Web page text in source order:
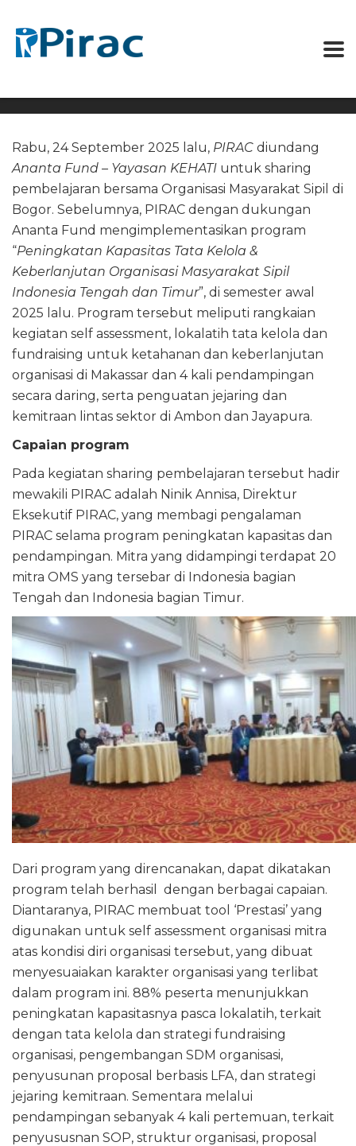
Rabu, 24 September 2025 lalu, PIRAC diundang
Ananta Fund – Yayasan KEHATI untuk sharing
pembelajaran bersama Organisasi Masyarakat Sipil di
Bogor. Sebelumnya, PIRAC dengan dukungan
Ananta Fund mengimplementasikan program
“Peningkatan Kapasitas Tata Kelola &
Keberlanjutan Organisasi Masyarakat Sipil
Indonesia Tengah dan Timur”, di semester awal
2025 lalu. Program tersebut meliputi rangkaian
kegiatan self assessment, lokalatih tata kelola dan
fundraising untuk ketahanan dan keberlanjutan
organisasi di Makassar dan 4 kali pendampingan
secara daring, serta penguatan jejaring dan
kemitraan lintas sektor di Ambon dan Jayapura.
Capaian program
Pada kegiatan sharing pembelajaran tersebut hadir
mewakili PIRAC adalah Ninik Annisa, Direktur
Eksekutif PIRAC, yang membagi pengalaman
PIRAC selama program peningkatan kapasitas dan
pendampingan. Mitra yang didampingi terdapat 20
mitra OMS yang tersebar di Indonesia bagian
Tengah dan Indonesia bagian Timur.
Dari program yang direncanakan, dapat dikatakan
program telah berhasil dengan berbagai capaian.
Diantaranya, PIRAC membuat tool ‘Prestasi’ yang
digunakan untuk self assessment organisasi mitra
atas kondisi diri organisasi tersebut, yang dibuat
menyesuaiakan karakter organisasi yang terlibat
dalam program ini. 88% peserta menunjukkan
peningkatan kapasitasnya pasca lokalatih, terkait
dengan tata kelola dan strategi fundraising
organisasi, pengembangan SDM organisasi,
penyusunan proposal berbasis LFA, dan strategi
jejaring kemitraan. Sementara melalui
pendampingan sebanyak 4 kali pertemuan, terkait
penyususnan SOP, struktur organisasi, proposal